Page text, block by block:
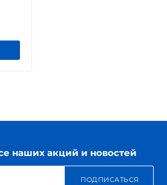
наших акций и новостей
ПОДПИСАТЬСЯ